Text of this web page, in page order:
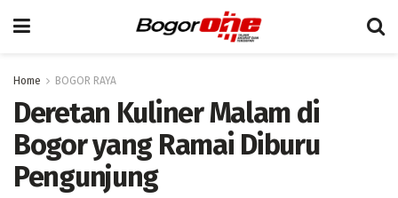
Home BOGOR RAYA
Deretan Kuliner Malam di
Bogor yang Ramai Diburu
Pengunjung